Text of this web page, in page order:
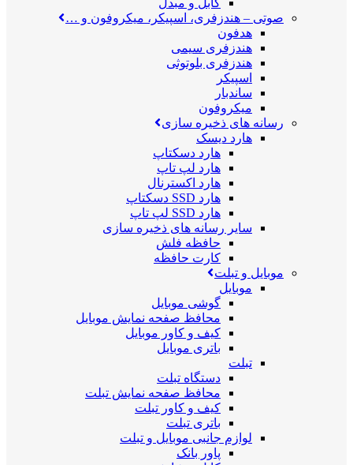
کابل و مبدل
صوتی – هندزفری، اسپیکر، میکروفون و …
هدفون
هندزفری سیمی
هندزفری بلوتوثی
اسپیکر
ساندبار
میکروفون
رسانه های ذخیره سازی
هارد دیسک
هارد دسکتاپ
هارد لپ تاپ
هارد اکسترنال
هارد SSD دسکتاپ
هارد SSD لپ تاپ
سایر رسانه های ذخیره سازی
حافظه فلش
کارت حافظه
موبایل و تبلت
موبایل
گوشی موبایل
محافظ صفحه نمایش موبایل
کیف و کاور موبایل
باتری موبایل
تبلت
دستگاه تبلت
محافظ صفحه نمایش تبلت
کیف و کاور تبلت
باتری تبلت
لوازم جانبی موبایل و تبلت
پاور بانک